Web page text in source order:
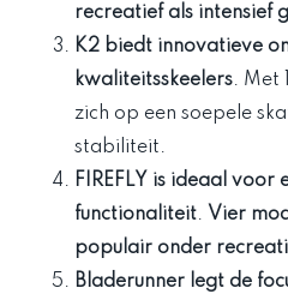
recreatief als intensief
K2 biedt innovatieve
kwaliteitsskeelers. Met
zich op een soepele
stabiliteit.
FIREFLY is ideaal voor
functionaliteit. Vier
populair onder
Bladerunner legt de